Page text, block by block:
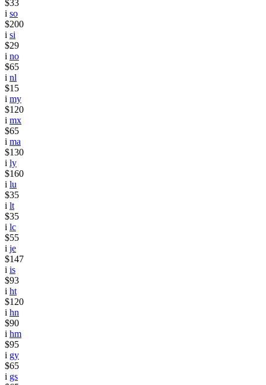
$33
i so
$200
i si
$29
i no
$65
i nl
$15
i my
$120
i mx
$65
i ma
$130
i ly
$160
i lu
$35
i lt
$35
i lc
$55
i je
$147
i is
$93
i ht
$120
i hn
$90
i hm
$95
i gy
$65
i gs